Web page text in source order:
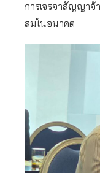
การเจรจาสัญญาจ้
สมในอนาคต